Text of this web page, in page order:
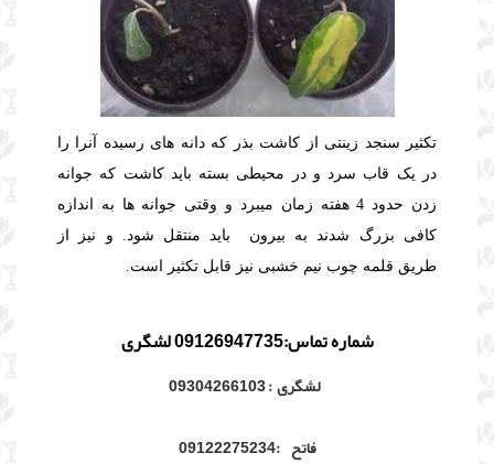
تکثیر سنجد زینتی از کاشت بذر که دانه های رسیده آنرا را
در یک قاب سرد و در محیطی بسته باید کاشت که جوانه
زدن حدود 4 هفته زمان میبرد و وقتی جوانه ها به اندازه
کافی بزرگ شدند به بیرون باید منتقل شود. و نیز از
طریق قلمه چوب نیم خشبی نیز قابل تکثیر است.
شماره تماس:09126947735 لشگری
لشگری : 09304266103
فاتح :09122275234